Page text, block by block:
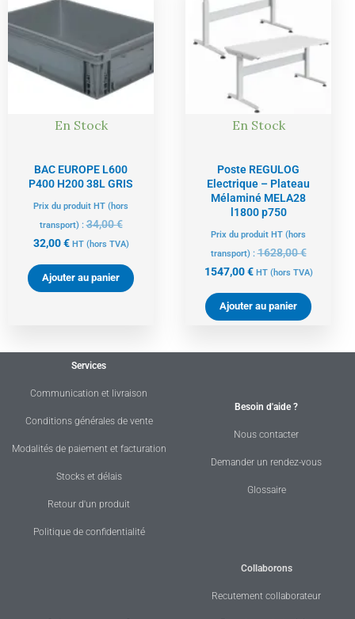
En Stock
BAC EUROPE L600
P400 H200 38L GRIS
Prix du produit HT (hors
transport) :34,00€
initial
34,00 €.
32,00€
actuel
32,00 €.
HT (hors TVA)
Ajouter au panier
En Stock
Poste REGULOG
Electrique – Plateau
Mélaminé MELA28
l1800 p750
Prix du produit HT (hors
transport) :1628,00€
1628,00
1547,00€
actuel
est :
1547,00 €.
HT (hors TVA)
Ajouter au panier
Services
Communication et livraison
Conditions générales de vente
Modalités de paiement et facturation
Stocks et délais
Retour d'un produit
Politique de confidentialité
Besoin d'aide ?
Nous contacter
Demander un rendez-vous
Glossaire
Collaborons
Recutement collaborateur